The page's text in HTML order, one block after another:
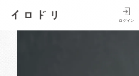
イロドリ
ログイン